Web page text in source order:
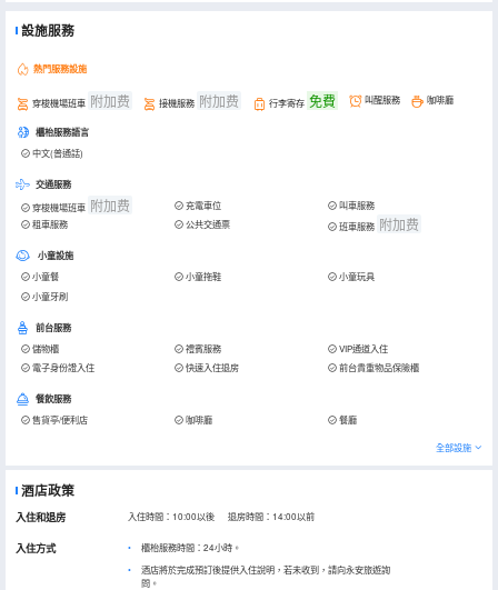
設施服務
熱門服務設施
穿梭機場班車 附加费 接機服務 附加费 行李寄存 免費 叫醒服務 咖啡廳
櫃枱服務語言
中文(普通話)
交通服務
穿梭機場班車 附加费 充電車位
叫車服務
租車服務
公共交通票 班車服務 附加费
小童設施
小童餐 小童拖鞋
小童玩具
小童牙刷
前台服務
儲物櫃 禮賓服務
VIP通道入住
電子身份證入住
快速入住退房 前台貴重物品保險櫃
餐飲服務
售貨亭/便利店 咖啡廳 餐廳
全部設施
酒店政策
入住和退房 入住時間：10:00以後 退房時間：14:00以前
入住方式
櫃枱服務時間：24小時。
酒店將於完成預訂後提供入住說明，若未收到，請向永安旅遊詢
問。